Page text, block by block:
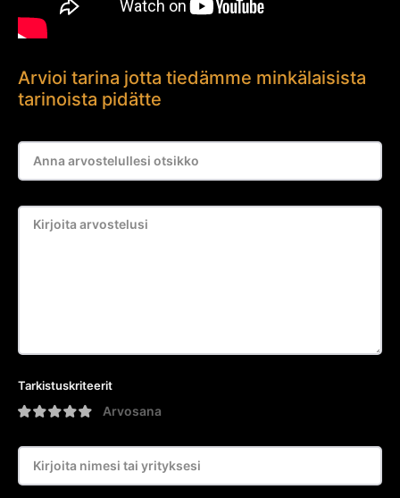
Arvioi tarina jotta tiedämme minkälaisista
tarinoista pidätte
Tarkistuskriteerit
Arvosana